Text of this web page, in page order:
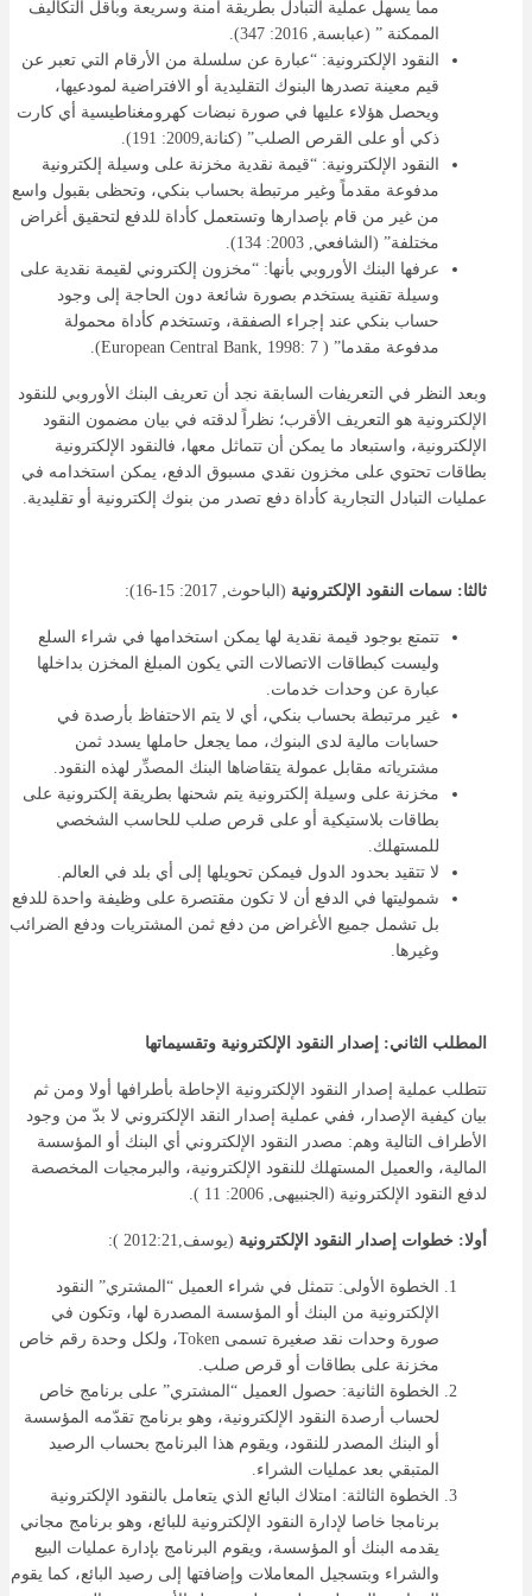
مما يسهل عملية التبادل بطريقة آمنة وسريعة وبأقل التكاليف
الممكنة ” (عبابسة, 2016: 347).
النقود الإلكترونية: “عبارة عن سلسلة من الأرقام التي تعبر عن
قيم معينة تصدرها البنوك التقليدية أو الافتراضية لمودعيها،
ويحصل هؤلاء عليها في صورة نبضات كهرومغناطيسية أي كارت
ذكي أو على القرص الصلب” (كنانة,2009: 191).
النقود الإلكترونية: “قيمة نقدية مخزنة على وسيلة إلكترونية
مدفوعة مقدماً وغير مرتبطة بحساب بنكي، وتحظى بقبول واسع
من غير من قام بإصدارها وتستعمل كأداة للدفع لتحقيق أغراض
مختلفة” (الشافعي, 2003: 134).
عرفها البنك الأوروبي بأنها: “مخزون إلكتروني لقيمة نقدية على
وسيلة تقنية يستخدم بصورة شائعة دون الحاجة إلى وجود
حساب بنكي عند إجراء الصفقة، وتستخدم كأداة محمولة
مدفوعة مقدما” ( European Central Bank, 1998: 7).
وبعد النظر في التعريفات السابقة نجد أن تعريف البنك الأوروبي للنقود
الإلكترونية هو التعريف الأقرب؛ نظراً لدقته في بيان مضمون النقود
الإلكترونية، واستبعاد ما يمكن أن تتماثل معها، فالنقود الإلكترونية
بطاقات تحتوي على مخزون نقدي مسبوق الدفع، يمكن استخدامه في
عمليات التبادل التجارية كأداة دفع تصدر من بنوك إلكترونية أو تقليدية.
ثالثا: سمات النقود الإلكترونية (الباحوث, 2017: 15-16):
تتمتع بوجود قيمة نقدية لها يمكن استخدامها في شراء السلع
وليست كبطاقات الاتصالات التي يكون المبلغ المخزن بداخلها
عبارة عن وحدات خدمات.
غير مرتبطة بحساب بنكي، أي لا يتم الاحتفاظ بأرصدة في
حسابات مالية لدى البنوك، مما يجعل حاملها يسدد ثمن
مشترياته مقابل عمولة يتقاضاها البنك المصدِّر لهذه النقود.
مخزنة على وسيلة إلكترونية يتم شحنها بطريقة إلكترونية على
بطاقات بلاستيكية أو على قرص صلب للحاسب الشخصي
للمستهلك.
لا تتقيد بحدود الدول فيمكن تحويلها إلى أي بلد في العالم.
شموليتها في الدفع أن لا تكون مقتصرة على وظيفة واحدة للدفع
بل تشمل جميع الأغراض من دفع ثمن المشتريات ودفع الضرائب
وغيرها.
المطلب الثاني: إصدار النقود الإلكترونية وتقسيماتها
تتطلب عملية إصدار النقود الإلكترونية الإحاطة بأطرافها أولا ومن ثم
بيان كيفية الإصدار، ففي عملية إصدار النقد الإلكتروني لا بدّ من وجود
الأطراف التالية وهم: مصدر النقود الإلكتروني أي البنك أو المؤسسة
المالية، والعميل المستهلك للنقود الإلكترونية، والبرمجيات المخصصة
لدفع النقود الإلكترونية (الجنبيهى, 2006: 11 ).
أولا: خطوات إصدار النقود الإلكترونية (يوسف,2012:21 ):
الخطوة الأولى: تتمثل في شراء العميل “المشتري” النقود
الإلكترونية من البنك أو المؤسسة المصدرة لها، وتكون في
صورة وحدات نقد صغيرة تسمى Token، ولكل وحدة رقم خاص
مخزنة على بطاقات أو قرص صلب.
الخطوة الثانية: حصول العميل “المشتري” على برنامج خاص
لحساب أرصدة النقود الإلكترونية، وهو برنامج تقدّمه المؤسسة
أو البنك المصدر للنقود، ويقوم هذا البرنامج بحساب الرصيد
المتبقي بعد عمليات الشراء.
الخطوة الثالثة: امتلاك البائع الذي يتعامل بالنقود الإلكترونية
برنامجا خاصا لإدارة النقود الإلكترونية للبائع، وهو برنامج مجاني
يقدمه البنك أو المؤسسة، ويقوم البرنامج بإدارة عمليات البيع
والشراء وبتسجيل المعاملات وإضافتها إلى رصيد البائع، كما يقوم